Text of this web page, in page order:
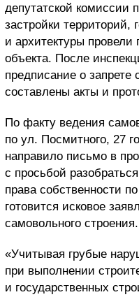
депутатской комиссии
застройки территорий,
и архитектуры провели
объекта. После
предписание о запрете
составлены акты и
По факту ведения
по ул. Посмитного, 27
направило письмо в
с просьбой
права собственности
готовится исковое
самовольного строения.
«Учитывая грубые
при выполнении
и государственных